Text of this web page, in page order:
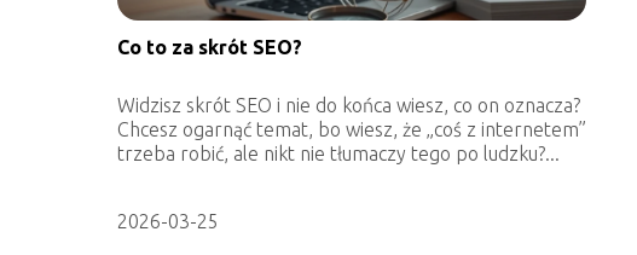
Co to za skrót SEO?
Widzisz skrót SEO i nie do końca wiesz, co on oznacza?
Chcesz ogarnąć temat, bo wiesz, że „coś z internetem”
trzeba robić, ale nikt nie tłumaczy tego po ludzku?...
2026-03-25